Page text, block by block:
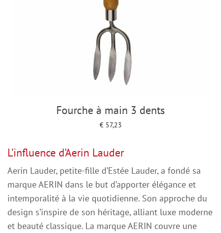
Fourche à main 3 dents
€57,23
L’influence d’Aerin Lauder
Aerin Lauder, petite-fille d’Estée Lauder, a fondé sa
marque AERIN dans le but d’apporter élégance et
intemporalité à la vie quotidienne. Son approche du
design s’inspire de son héritage, alliant luxe moderne
et beauté classique. La marque AERIN couvre une